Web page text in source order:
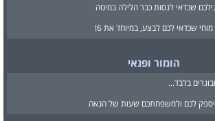
הומור ופנאי
בלבד...
לכם ולמשפחתכם שעות של הנאה